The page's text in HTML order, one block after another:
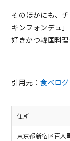
そのほかにも、
キンフォンデュ
好きかつ韓国料
引用元：食べログ
住所
東京都新宿区百人